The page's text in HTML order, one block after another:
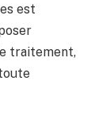
est
traitement,